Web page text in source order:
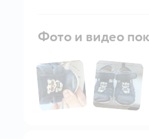
Фото и видео